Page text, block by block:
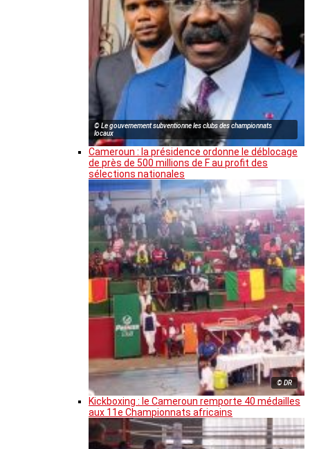
© Le gouvernement subventionne les clubs des championnats
locaux
Cameroun : la présidence ordonne le déblocage
de près de 500 millions de F au profit des
sélections nationales
© DR
Kickboxing : le Cameroun remporte 40 médailles
aux 11e Championnats africains